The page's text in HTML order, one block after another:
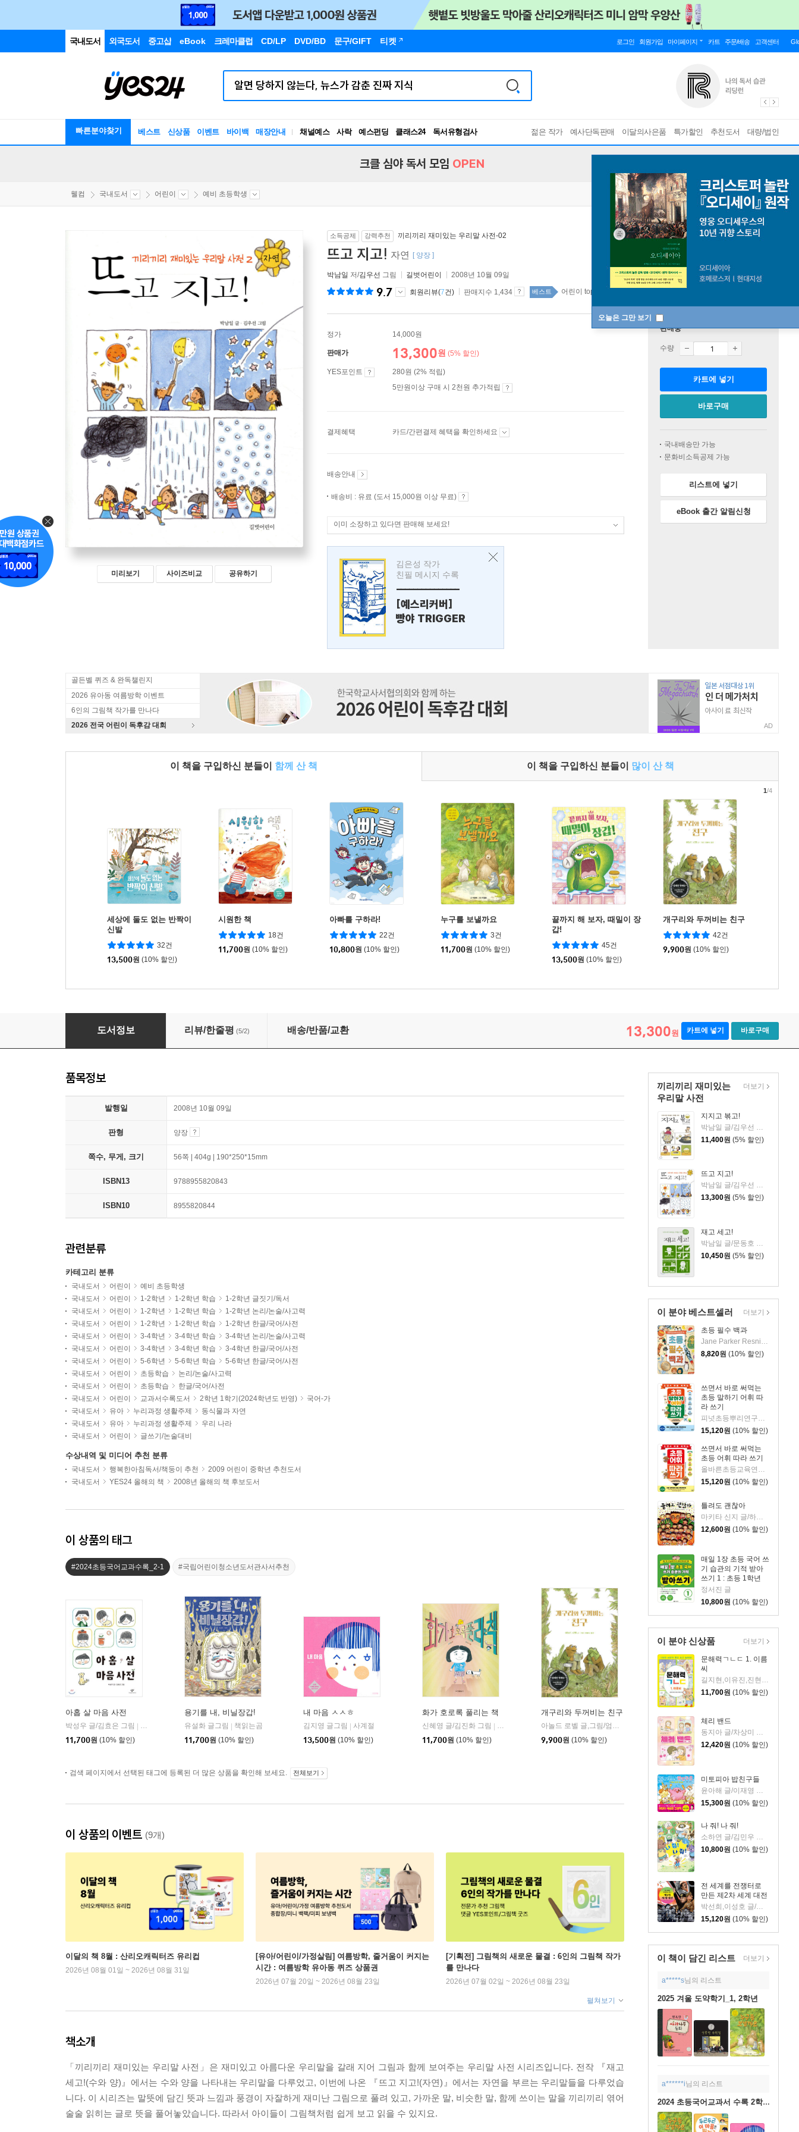
국내도서 외국도서 중고샵 eBook 크레마클럽 CD/LP DVD/BD 문구/GIFT 티켓 로그인 회원가입 마이페이지 카트 주문/배송 고객센터
빠른분야찾기 베스트 신상품 이벤트 바이백 매장안내 채널예스 사락 예스펀딩 클래스24
독서유형검사
RBTI Lab
젊은 작가 예사단독판매 이달의사은품 특가할인 추천도서 대량/법인
오늘은 그만 보기
크클 심야 독서 모임 OPEN
웰컴 국내도서 어린이 예비 초등학생
미리보기 사이즈비교 공유하기
소득공제 강력추천 끼리끼리 재미있는 우리말 사전-02
뜨고 지고! 자연 [ 양장 ]
박남일 저/김우선 그림 길벗어린이 2008년 10월 09일
9.7 회원리뷰(7건) 판매지수 1,434 베스트 어린이 top20 1주
정가 14,000원
판매가 13,300원 (5% 할인)
YES포인트
280원 (2% 적립)
5만원이상 구매 시 2천원 추가적립
결제혜택 카드/간편결제 혜택을 확인하세요
배송안내
배송비 : 유료 (도서 15,000원 이상 무료)
이미 소장하고 있다면 판매해 보세요!
김은성 작가
친필 메시지 수록
---------------
[예스리커버]
빵야 TRIGGER
판매중
수량
카트에 넣기
바로구매
국내배송만 가능
문화비소득공제 가능
리스트에 넣기
eBook 출간 알림신청
골든벨 퀴즈 & 완독챌린지
2026 유아동 여름방학 이벤트
6인의 그림책 작가를 만나다
2026 전국 어린이 독후감 대회
AD
이 책을 구입하신 분들이 함께 산 책 이 책을 구입하신 분들이 많이 산 책
세상에 둘도 없는 반짝이
신발
32건
13,500원 (10% 할인)
시원한 책
18건
11,700원 (10% 할인)
아빠를 구하라!
22건
10,800원 (10% 할인)
누구를 보낼까요
3건
11,700원 (10% 할인)
끝까지 해 보자, 때밀이 장
갑!
45건
13,500원 (10% 할인)
개구리와 두꺼비는 친구
42건
9,900원 (10% 할인)
1/4
뜨고 지고!
도서정보 리뷰/한줄평 (5/2) 배송/반품/교환 13,300원 카트에 넣기 바로구매
끼리끼리 재미있는
우리말 사전
지지고 볶고!
박남일 글/김우선 그림
11,400원 (5% 할인)
뜨고 지고!
박남일 글/김우선 그림
13,300원 (5% 할인)
재고 세고!
박남일 글/문동호 그림
10,450원 (5% 할인)
더보기
이 분야 베스트셀러
초등 필수 백과
Jane Parker Resnick,Rebecca L. Grambo 글
8,820원 (10% 할인)
쓰면서 바로 써먹는
초등 말하기 어휘 따
라 쓰기
피넛초등뿌리연구소 글/고도연 그림/임가은 감수
15,120원 (10% 할인)
쓰면서 바로 써먹는
초등 어휘 따라 쓰기
올바른초등교육연구소 글/고도연 그림
15,120원 (10% 할인)
틀려도 괜찮아
마키타 신지 글/하세가와 토모코 그림/유문조 옮김
12,600원 (10% 할인)
매일 1장 초등 국어 쓰
기 습관의 기적 받아
쓰기 1 : 초등 1학년
정서진 글
10,800원 (10% 할인)
더보기
이 분야 신상품
문해력ㄱㄴㄷ 1. 이름
씨
길지현,이유진,진현 글/박은애 그림
11,700원 (10% 할인)
체리 밴드
동지아 글/차상미 그림
12,420원 (10% 할인)
미토피아 밥친구들
윤아해 글/이재영 그림
15,300원 (10% 할인)
나 줘! 나 줘!
10,800원 (10% 할인)
전 세계를 전쟁터로
만든 제2차 세계 대전
박선희,이성호 글/허구 그림
15,120원 (10% 할인)
더보기
이 책이 담긴 리스트 더보기
a*****s님의 리스트
2025 겨울 도약학기_1, 2학년
a******i님의 리스트
2024 초등국어교과서 수록 2학년 1학기
품목정보
발행일 2008년 10월 09일
판형 양장
쪽수, 무게, 크기 56쪽 | 404g | 190*250*15mm
ISBN13 9788955820843
ISBN10 8955820844
관련분류
카테고리 분류
국내도서 어린이
예비 초등학생
국내도서
어린이 1-2학년 1-2학년 학습
1-2학년 글짓기/독서
국내도서
어린이 1-2학년 1-2학년 학습
1-2학년 논리/논술/사고력
국내도서
어린이 1-2학년 1-2학년 학습
1-2학년 한글/국어/사전
국내도서
어린이 3-4학년 3-4학년 학습
3-4학년 논리/논술/사고력
국내도서
어린이 3-4학년 3-4학년 학습
3-4학년 한글/국어/사전
국내도서
어린이 5-6학년 5-6학년 학습
5-6학년 한글/국어/사전
국내도서
어린이 초등학습
논리/논술/사고력
국내도서
어린이 초등학습
한글/국어/사전
국내도서
어린이 교과서수록도서 2학년 1학기(2024학년도 반영)
국어-가
국내도서
유아 누리과정 생활주제
동식물과 자연
국내도서
유아 누리과정 생활주제
우리 나라
국내도서
어린이 글쓰기/논술대비
수상내역 및 미디어 추천 분류
국내도서 행복한아침독서/책둥이 추천
2009 어린이 중학년 추천도서
국내도서
YES24 올해의 책 2008년 올해의 책 후보도서
이 상품의 태그
#2024초등국어교과수록_2-1 #국립어린이청소년도서관사서추천
아홉 살 마음 사전
박성우 글/김효은 그림
창비
11,700원 (10% 할인)
용기를 내, 비닐장갑!
유설화 글그림
책읽는곰
11,700원 (10% 할인)
내 마음 ㅅㅅㅎ
김지영 글그림
사계절
13,500원 (10% 할인)
화가 호로록 풀리는 책
신혜영 글/김진화 그림
위즈덤하우스
11,700원 (10% 할인)
개구리와 두꺼비는 친구
아놀드 로벨 글,그림/엄혜숙 역
비룡소
9,900원 (10% 할인)
검색 페이지에서 선택된 태그에 등록된 더 많은 상품을 확인해 보세요. 전체보기
이 상품의 이벤트 (9개)
이달의 책 8월 : 산리오캐릭터즈 유리컵
2026년 08월 01일 ~ 2026년 08월 31일
[유아/어린이/가정살림] 여름방학, 줄거움이 커지는
시간 : 여름방학 유아동 퀴즈 상품권
2026년 07월 20일 ~ 2026년 08월 23일
[기획전] 그림책의 새로운 물결 : 6인의 그림책 작가
를 만나다
2026년 07월 02일 ~ 2026년 08월 23일
펼쳐보기
책소개
「끼리끼리 재미있는 우리말 사전」은 재미있고 아름다운 우리말을 갈래 지어 그림과 함께 보여주는 우리말 사전 시리즈입니다. 전작 『재고
세고!(수와 양)』에서는 수와 양을 나타내는 우리말을 다루었고, 이번에 나온 『뜨고 지고!(자연)』에서는 자연을 부르는 우리말들을 다루었습
니다. 이 시리즈는 말뜻에 담긴 뜻과 느낌과 풍경이 자잘하게 재미난 그림으로 풀려 있고, 가까운 말, 비슷한 말, 함께 쓰이는 말을 끼리끼리 엮어
술술 읽히는 글로 뜻을 풀어놓았습니다. 따라서 아이들이 그림책처럼 쉽게 보고 읽을 수 있지요.